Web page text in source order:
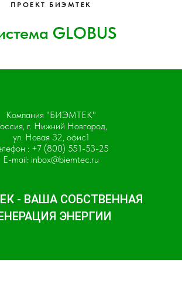
ПРОЕКТ БИЭМТЕК
GLOBUS
Компания "БИЭМТЕК"
г. Нижний Новгород,
ул. Новая 32, офис1
: +7 (800) 551-53-25
E-mail: inbox@biemtec.ru
- ВАША СОБСТВЕННАЯ
ЭНЕРГИИ